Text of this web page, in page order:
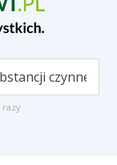
razy